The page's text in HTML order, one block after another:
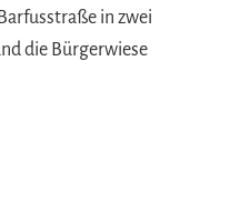
in zwei
die Bürgerwiese